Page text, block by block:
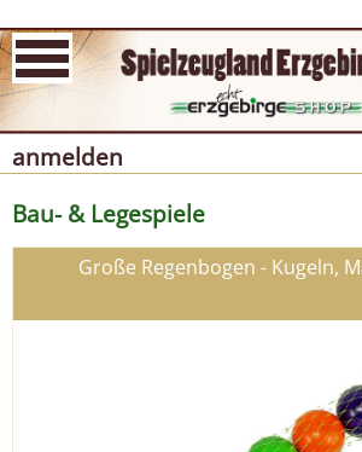
anmelden
Bau- & Legespiele
Große Regenbogen - Kugeln,